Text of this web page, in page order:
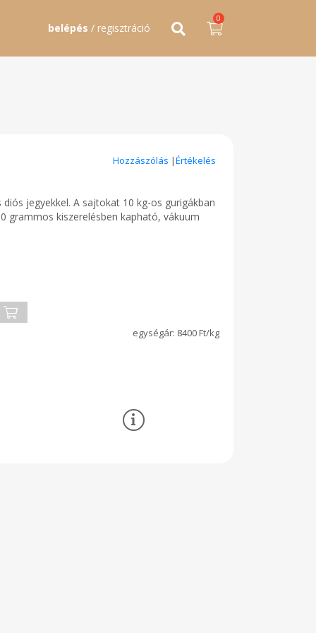
belépés / regisztráció
0
Hozzászólás |Értékelés
jegyekkel. A sajtokat 10 kg-os gurigákban
grammos kiszerelésben kapható, vákuum
8400 Ft/kg